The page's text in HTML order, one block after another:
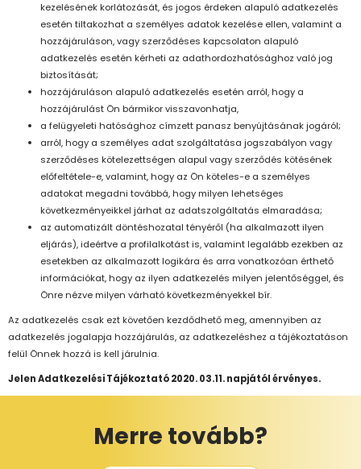
kezelésének korlátozását, és jogos érdeken alapuló adatkezelés
esetén tiltakozhat a személyes adatok kezelése ellen, valamint a
hozzájáruláson, vagy szerződéses kapcsolaton alapuló
adatkezelés esetén kérheti az adathordozhatósághoz való jog
biztosítását;
hozzájáruláson alapuló adatkezelés esetén arról, hogy a
hozzájárulást Ön bármikor visszavonhatja,
a felügyeleti hatósághoz címzett panasz benyújtásának jogáról;
arról, hogy a személyes adat szolgáltatása jogszabályon vagy
szerződéses kötelezettségen alapul vagy szerződés kötésének
előfeltétele-e, valamint, hogy az Ön köteles-e a személyes
adatokat megadni továbbá, hogy milyen lehetséges
következményeikkel járhat az adatszolgáltatás elmaradása;
az automatizált döntéshozatal tényéről (ha alkalmazott ilyen
eljárás), ideértve a profilalkotást is, valamint legalább ezekben az
esetekben az alkalmazott logikára és arra vonatkozóan érthető
információkat, hogy az ilyen adatkezelés milyen jelentőséggel, és
Önre nézve milyen várható következményekkel bír.
Az adatkezelés csak ezt követően kezdődhető meg, amennyiben az
adatkezelés jogalapja hozzájárulás, az adatkezeléshez a tájékoztatáson
felül Önnek hozzá is kell járulnia.
Jelen Adatkezelési Tájékoztató 2020. 03.11. napjától érvényes.
Merre tovább?